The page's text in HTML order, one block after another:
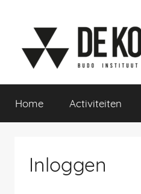
springen
De
Korte
Sport-
Home Activiteiten
Inloggen